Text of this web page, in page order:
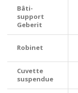
Bâti-
support
Geberit
Robinet
Cuvette
suspendue